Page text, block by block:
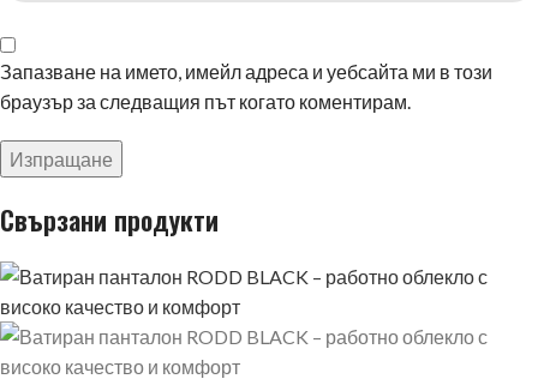
Запазване на името, имейл адреса и уебсайта ми в този
браузър за следващия път когато коментирам.
Свързани продукти